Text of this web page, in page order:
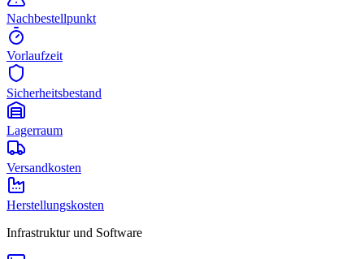
Nachbestellpunkt
Vorlaufzeit
Sicherheitsbestand
Lagerraum
Versandkosten
Herstellungskosten
Infrastruktur und Software